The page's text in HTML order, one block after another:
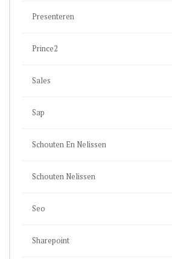
Presenteren
Prince2
Sales
Sap
Schouten En Nelissen
Schouten Nelissen
Seo
Sharepoint